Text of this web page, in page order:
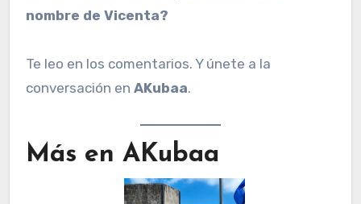
nombre de Vicenta?
Te leo en los comentarios. Y únete a la
conversación en AKubaa.
Más en AKubaa